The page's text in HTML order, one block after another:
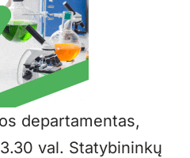
departamentas,
val. Statybininkų